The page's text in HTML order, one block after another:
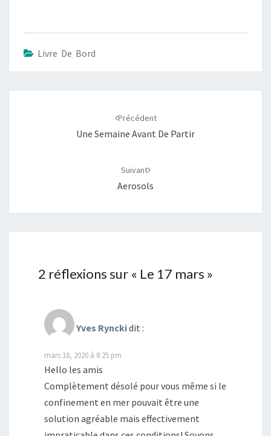
Livre De Bord
Précédent
Une Semaine Avant De Partir
Suivant
Aerosols
2 réflexions sur « Le 17 mars »
Yves Rynckidit :
mars 18, 2020 à 8:25 pm
Hello les amis
Complètement désolé pour vous même si le
confinement en mer pouvait être une
solution agréable mais effectivement